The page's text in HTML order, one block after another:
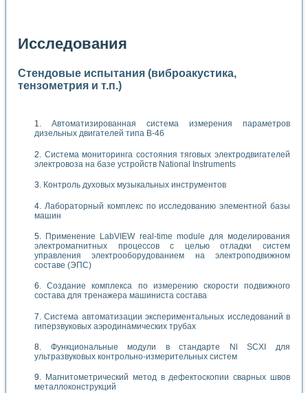
Исследования
Стендовые испытания (виброакустика,
тензометрия и т.п.)
Автоматизированная система измерения параметров
дизельных двигателей типа В-46
Система мониторинга состояния тяговых электродвигателей
электровоза на базе устройств National Instruments
Контроль духовых музыкальных инструментов
Лабораторный комплекс по исследованию элементной базы
машин
Применение LabVIEW real-time module для моделирования
электромагнитных процессов с целью отладки систем
управления электрооборудованием на электроподвижном
составе (ЭПС)
Создание комплекса по измерению скорости подвижного
состава для тренажера машиниста состава
Система автоматизации экспериментальных исследований в
гиперзвуковых аэродинамических трубах
Функциональные модули в стандарте Nl SCXI для
ультразвуковых контрольно-измерительных систем
Магнитометрический метод в дефектоскопии сварных швов
металлоконструкций